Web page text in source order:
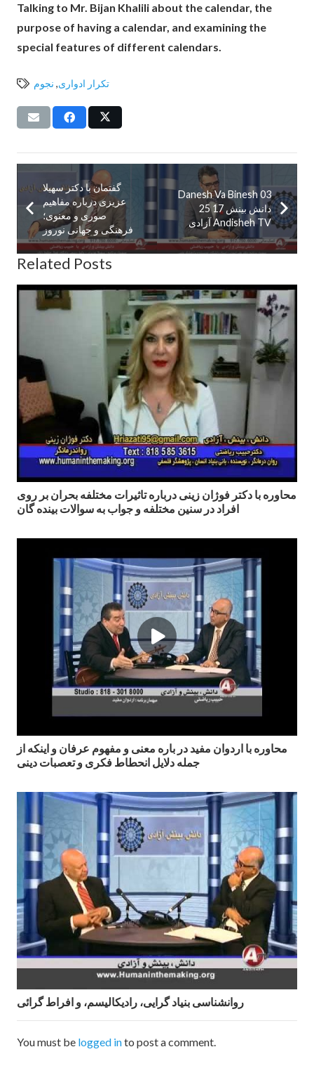
Talking to Mr. Bijan Khalili about the calendar, the
purpose of having a calendar, and examining the
special features of different calendars.
تکرار ادواری, نجوم
گفتمان با دكتر سهيلا
عزيزى درباره مفاهيم
صورى و معنوى؛
فرهنگى و جهانى نوروز
Danesh Va Binesh 03
25 17 دانش بینش
آزادی Andisheh TV
Related Posts
محاوره با دکتر فوژان زینی درباره تاثیرات مختلفه بحران بر روی
افراد در سنین مختلفه و جواب به سوالات بینده گان
محاوره با اردوان مفيد در باره معنى و مفهوم عرفان و اينكه از
جمله دلايل انحطاط فكرى و تعصبات دينى
روانشناسی بنیاد گرایی، رادیکالیسم، و افراط گرائی
You must be logged into post a comment.